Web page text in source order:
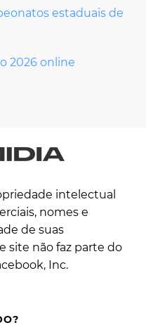
estaduais de
2026 online
intelectual
nomes e
de suas
site não faz parte do
Inc.